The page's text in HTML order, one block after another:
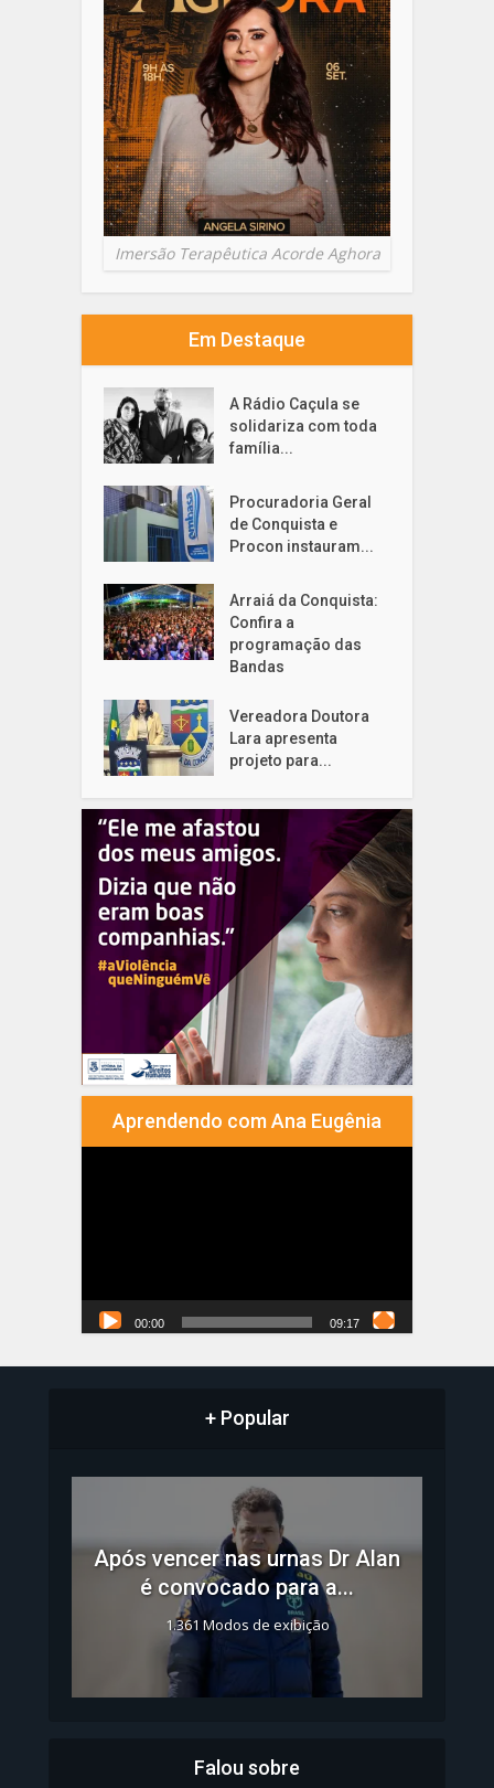
Imersão Terapêutica Acorde Aghora
Em Destaque
A Rádio Caçula se
solidariza com toda
família...
Procuradoria Geral
de Conquista e
Procon instauram...
Arraiá da Conquista:
Confira a
programação das
Bandas
Vereadora Doutora
Lara apresenta
projeto para...
Aprendendo com Ana Eugênia
00:00 09:17
+ Popular
Após vencer nas urnas Dr Alan
é convocado para a...
1.361 Modos de exibição
Falou sobre